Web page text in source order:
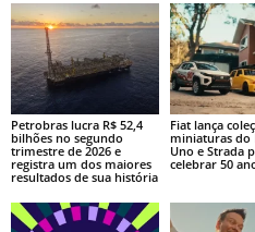
Petrobras lucra R$ 52,4
bilhões no segundo
trimestre de 2026 e
registra um dos maiores
resultados de sua história
Fiat lança
miniaturas do
Uno e Strada
celebrar 50